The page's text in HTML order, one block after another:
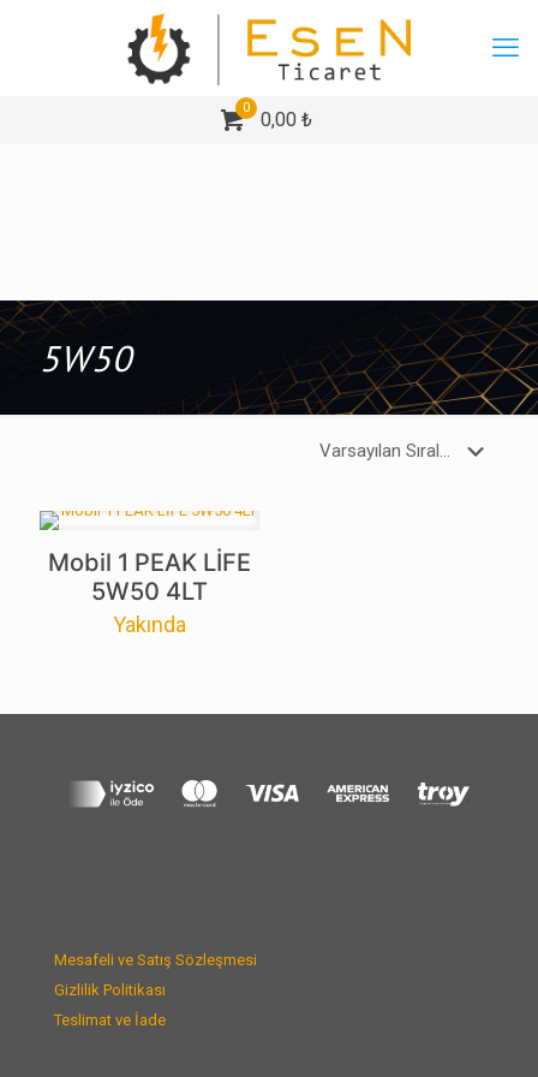
0
0,00 ₺
5W50
Mobil 1 PEAK LİFE
5W50 4LT
Yakında
Mesafeli ve Satış Sözleşmesi
Gizlilik Politikası
Teslimat ve İade